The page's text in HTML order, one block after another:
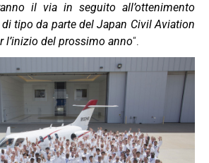
il via in seguito all’ottenimento
tipo da parte del Japan Civil Aviation
l’inizio del prossimo anno“.